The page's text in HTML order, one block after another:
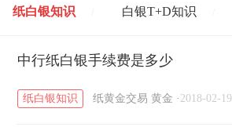
纸白银知识 白银T+D知识
黄金T+D知识 / 粤贵银知识
中行纸白银手续费是多少
纸白银知识 纸黄金交易 黄金 · 2018-02-19